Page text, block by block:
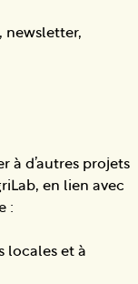
newsletter,
à d’autres projets
en lien avec
:
locales et à